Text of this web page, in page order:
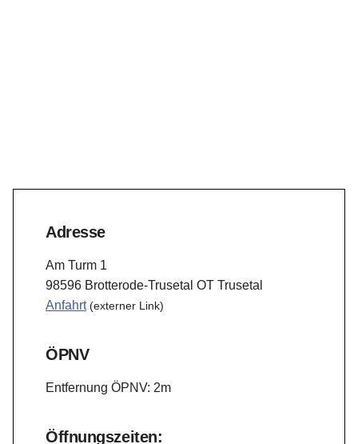
Adresse
Am Turm 1
98596 Brotterode-Trusetal OT Trusetal
Anfahrt (externer Link)
ÖPNV
Entfernung ÖPNV: 2m
Öffnungszeiten: